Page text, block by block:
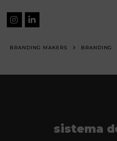
BRANDING MAKERS BRANDING
sistema